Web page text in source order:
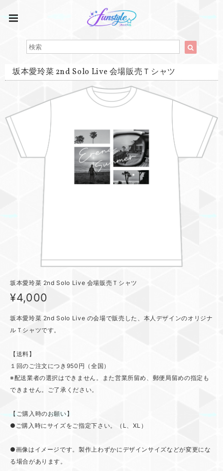
坂本愛玲菜 2nd Solo Live 会場販売Ｔシャツ
坂本愛玲菜 2nd Solo Live 会場販売Ｔシャツ
¥4,000
坂本愛玲菜 2nd Solo Live の会場で販売した、本人デザインのオリジナ
ルＴシャツです。
【送料】
１回のご注文につき950円（全国）
※配送業者の選択はできません。また営業所留め、郵便局留めの指定も
できません。ご了承ください。
【ご購入時のお願い】
●ご購入時にサイズをご指定下さい。（L、XL）
●画像はイメージです。製作上わずかにデザインサイズなどが変更にな
る場合があります。